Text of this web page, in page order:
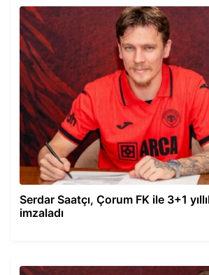
Serdar Saatçı, Çorum FK ile 3+1
imzaladı